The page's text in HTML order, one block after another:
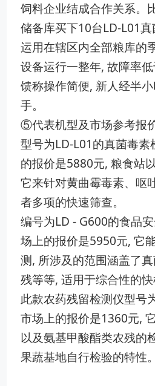
饲料企业结‌成合作关系。
储备库买下10台LD-‌L01
运用在辖区内全部粮库的​
设备运行一整年, 故障率
馈称操作简便,‍ 新人经半
手。
⑤代表机型及市场参考报
型号为LD-L​01⁠的真菌毒​素‍
的报价是588‍0元​, 粮食站
它来针对黄曲霉毒素‌、呕
者多项的快速筛查。
编号为L‌D - ​G600的食‍品‍
场上的报价是5950元‌, 它​
测​, 所涉及的范围涵‍盖了
残等等, 适用于综合性的快
此款农药残留检测‌仪型号
市场上的‍报价是1360元,
以及氨基甲酸酯类农残的‍
果蔬基地自行检验的特​性。